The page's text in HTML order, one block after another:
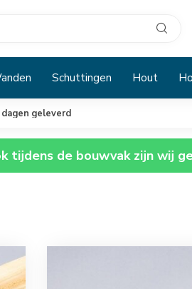
Schuttingen Hout
geleverd
tijdens de bouwvak zijn wij